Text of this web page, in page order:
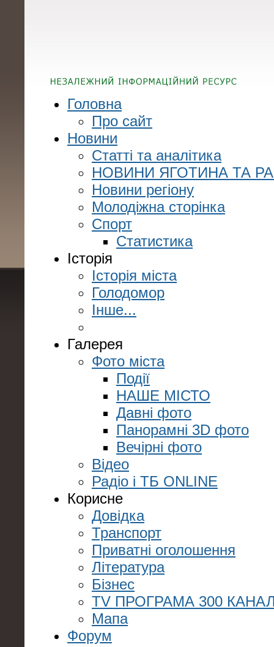
Головна
Про сайт
Новини
Статті та аналітика
НОВИНИ ЯГОТИНА ТА
Новини регіону
Молодіжна сторінка
Спорт
Статистика
Історія
Історія міста
Голодомор
Інше...
Галерея
Фото міста
Події
НАШЕ МІСТО
Давні фото
Панорамні 3D фото
Вечірні фото
Відео
Радіо і ТБ ONLINE
Корисне
Довідка
Транспорт
Приватні оголошення
Література
Бізнес
TV ПРОГРАМА 300
Мапа
Форум